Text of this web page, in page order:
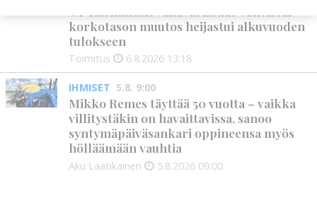
korkotason muutos heijastui alkuvuoden
tulokseen
Toimitus 6.8.2026 13:18
IHMISET 5.8. 9:00
Mikko Remes täyttää 50 vuotta – vaikka
villitystäkin on havaittavissa, sanoo
syntymäpäiväsankari oppineensa myös
hölläämään vauhtia
Aku Laatikainen 5.8.2026 09:00